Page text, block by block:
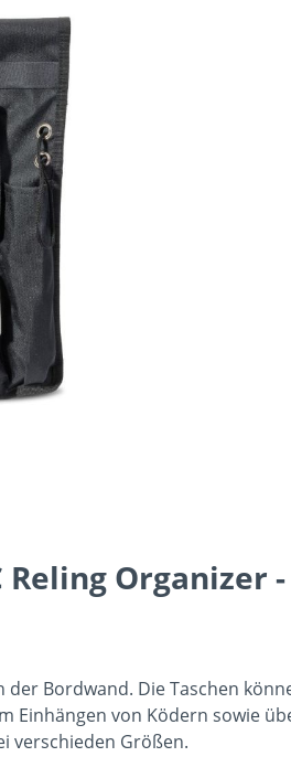
Organizer -
Bordwand. Die Taschen
Einhängen von Ködern sowie
verschieden Größen.